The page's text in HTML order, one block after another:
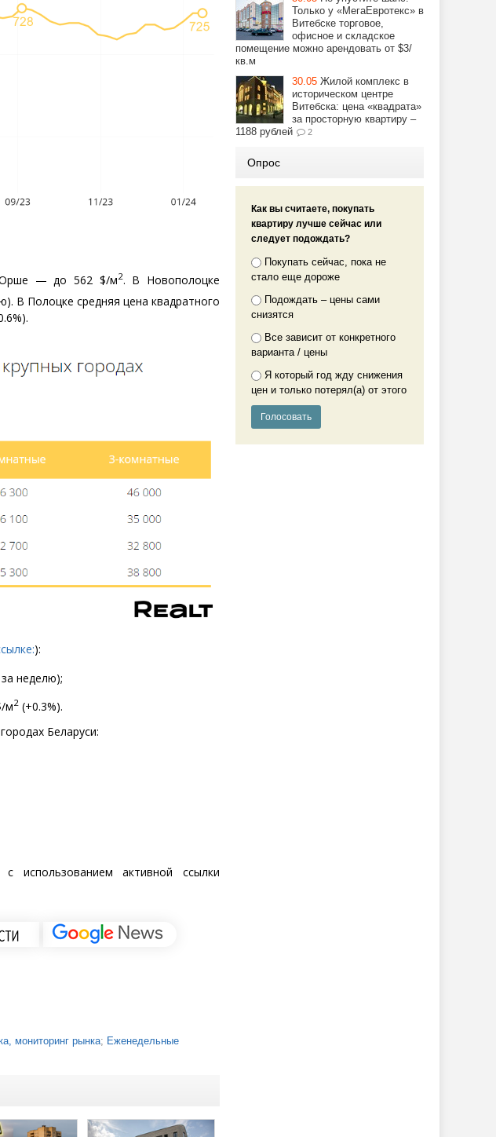
Орше — до 562 $/м2. В Новополоцке
В Полоцке средняя цена квадратного
):
неделю);
м2 (+0.3%).
Беларуси:
использованием активной ссылки
мониторинг рынка; Еженедельные
Только у «МегаЕвротекс» в
Витебске торговое,
офисное и складское
помещение можно арендовать от $3/
кв.м
30.05 Жилой комплекс в
историческом центре
Витебска: цена «квадрата»
за просторную квартиру –
1188 рублей
2
Опрос
Как вы считаете, покупать
квартиру лучше сейчас или
следует подождать?
Покупать сейчас, пока не
стало еще дороже
Подождать – цены сами
снизятся
Все зависит от конкретного
варианта / цены
Я который год жду снижения
цен и только потерял(а) от этого